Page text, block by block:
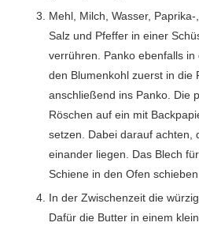
Mehl, Milch, Wasser, Paprika-, Knoblauchpulver sowie
Salz und Pfeffer in einer
verrühren. Panko ebenfalls
den Blumenkohl zuerst in die
anschließend ins Panko. Die
Röschen auf ein mit
setzen. Dabei darauf achten,
einander liegen. Das Blech
Schiene in den Ofen
In der Zwischenzeit die würzige Sauce zubereiten.
Dafür die Butter in einem